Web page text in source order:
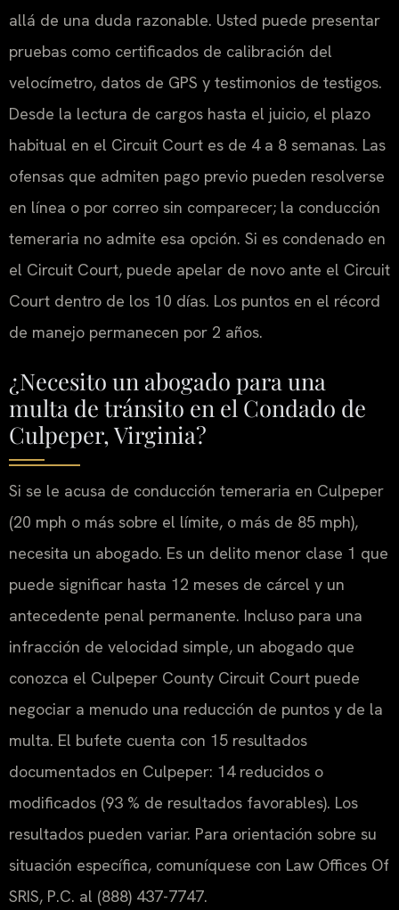
allá de una duda razonable. Usted puede presentar
pruebas como certificados de calibración del
velocímetro, datos de GPS y testimonios de testigos.
Desde la lectura de cargos hasta el juicio, el plazo
habitual en el Circuit Court es de 4 a 8 semanas. Las
ofensas que admiten pago previo pueden resolverse
en línea o por correo sin comparecer; la conducción
temeraria no admite esa opción. Si es condenado en
el Circuit Court, puede apelar de novo ante el Circuit
Court dentro de los 10 días. Los puntos en el récord
de manejo permanecen por 2 años.
¿Necesito un abogado para una
multa de tránsito en el Condado de
Culpeper, Virginia?
Si se le acusa de conducción temeraria en Culpeper
(20 mph o más sobre el límite, o más de 85 mph),
necesita un abogado. Es un delito menor clase 1 que
puede significar hasta 12 meses de cárcel y un
antecedente penal permanente. Incluso para una
infracción de velocidad simple, un abogado que
conozca el Culpeper County Circuit Court puede
negociar a menudo una reducción de puntos y de la
multa. El bufete cuenta con 15 resultados
documentados en Culpeper: 14 reducidos o
modificados (93 % de resultados favorables). Los
resultados pueden variar. Para orientación sobre su
situación específica, comuníquese con Law Offices Of
SRIS, P.C. al (888) 437-7747.